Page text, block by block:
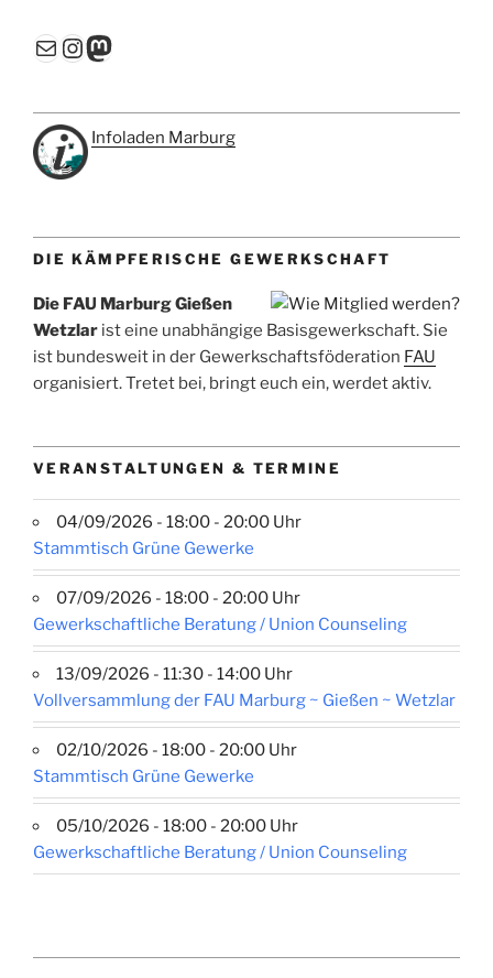
E-MailInstagram
Mastodon
Infoladen Marburg
DIE KÄMPFERISCHE GEWERKSCHAFT
Die FAU Marburg Gießen
Wetzlar ist eine unabhängige Basisgewerkschaft. Sie
ist bundesweit in der Gewerkschaftsföderation FAU
organisiert. Tretet bei, bringt euch ein, werdet aktiv.
VERANSTALTUNGEN & TERMINE
04/09/2026 - 18:00 - 20:00 Uhr
Stammtisch Grüne Gewerke
07/09/2026 - 18:00 - 20:00 Uhr
Gewerkschaftliche Beratung / Union Counseling
13/09/2026 - 11:30 - 14:00 Uhr
Vollversammlung der FAU Marburg ~ Gießen ~ Wetzlar
02/10/2026 - 18:00 - 20:00 Uhr
Stammtisch Grüne Gewerke
05/10/2026 - 18:00 - 20:00 Uhr
Gewerkschaftliche Beratung / Union Counseling